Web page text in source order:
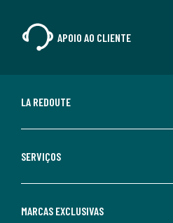
APOIO AO CLIENTE
LA REDOUTE
SERVIÇOS
MARCAS EXCLUSIVAS